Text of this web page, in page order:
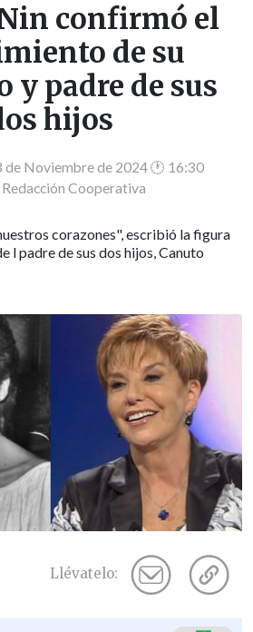
confirmó el
de su
y padre de sus
hijos
Noviembre de 2024 🕐 16:30
Redacción Cooperativa
corazones", escribió la figura
l padre de sus dos hijos, Canuto
Llévatelo: